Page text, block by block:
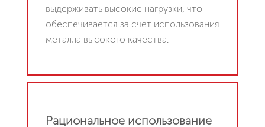
выдерживать высокие нагрузки, что
обеспечивается за счет использования
металла высокого качества.
Рациональное использование